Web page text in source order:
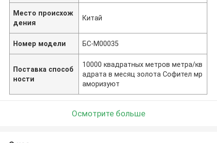
Место происхож
дения
Китай
Номер модели БС-М00035
Поставка способ
ности
10000 квадратных метров метра/кв
адрата в месяц золота Софител мр
аморизуют
Осмотрите больше